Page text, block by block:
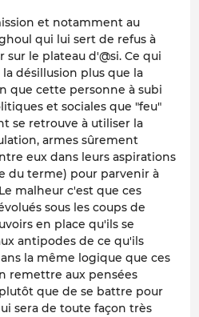
et notamment au
qui lui sert de refus à
le plateau d'@si. Ce qui
désillusion plus que la
que cette personne à subi
et sociales que "feu"
se retrouve à utiliser la
armes sûrement
eux dans leurs aspirations
du terme) pour parvenir à
malheur c'est que ces
sous les coups de
en place qu'ils se
antipodes de ce qu'ils
la même logique que ces
remettre aux pensées
que de se battre pour
sera de toute façon très